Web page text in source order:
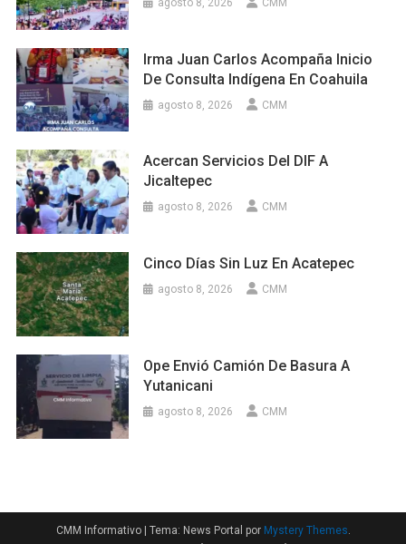
agosto 8, 2026 CMM
Irma Juan Carlos Acompaña Inicio
De Consulta Indígena En Coahuila
agosto 8, 2026 CMM
Acercan Servicios Del DIF A
Jicaltepec
agosto 8, 2026 CMM
Cinco Días Sin Luz En Acatepec
agosto 8, 2026 CMM
Ope Envió Camión De Basura A
Yutanicani
agosto 8, 2026 CMM
CMM Informativo | Tema: News Portal por Mystery Themes